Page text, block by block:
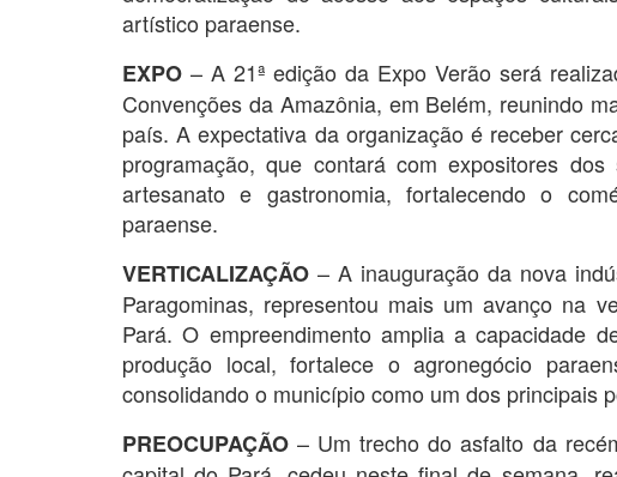
artístico paraense.
EXPO – A 21ª edição da Expo Verão será
Convenções da Amazônia, em Belém, reunindo
país. A expectativa da organização é receber
programação, que contará com expositores
artesanato e gastronomia, fortalecendo o
paraense.
VERTICALIZAÇÃO – A inauguração da nova
Paragominas, representou mais um avanço na
Pará. O empreendimento amplia a capacidade
produção local, fortalece o agronegócio
consolidando o município como um dos principais
PREOCUPAÇÃO– Um trecho do asfalto da